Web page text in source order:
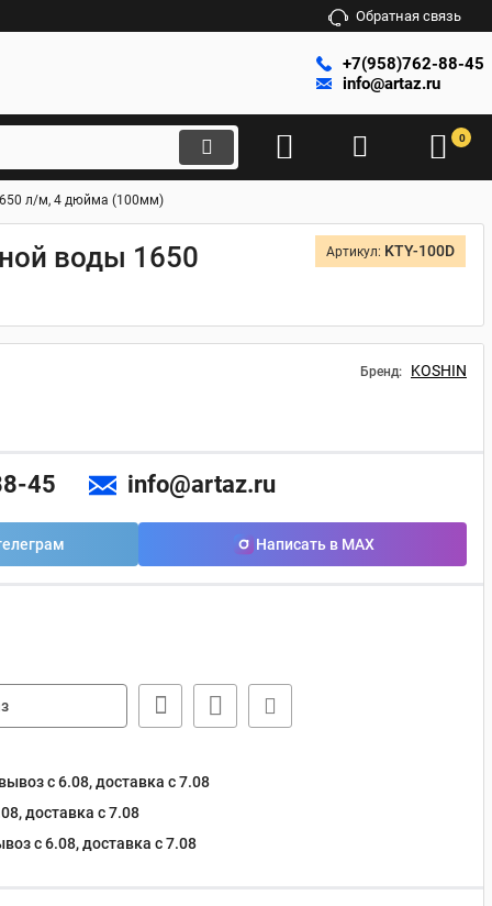
Обратная связь
+7(958)762-88-45
info@artaz.ru
0
л/м, 4 дюйма (100мм)
воды 1650
Артикул: KTY-100D
Бренд: KOSHIN
45 info@artaz.ru
Написать в MAX
с 6.08, доставка c 7.08
доставка c 7.08
с 6.08, доставка c 7.08